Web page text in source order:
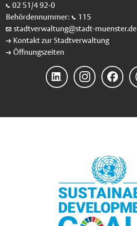
02 51/4 92-0
Behördennummer:
115
stadtverwaltung@stadt-muenster.de
Kontakt zur Stadtverwaltung
Öffnungszeiten